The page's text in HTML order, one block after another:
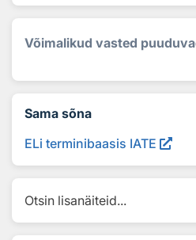
Võimalikud vasted
Sama sõna
ELi terminibaasis IATE
Otsin lisanäiteid...